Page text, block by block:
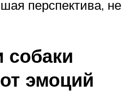
перспектива, не
собаки
эмоций